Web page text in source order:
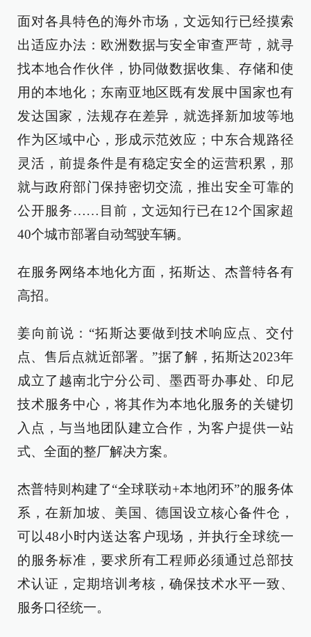
面对各具特色的海外市场，文远知行已经摸索
出适应办法：欧洲数据与安全审查严苛，就寻
找本地合作伙伴，协同做数据收集、存储和使
用的本地化；东南亚地区既有发展中国家也有
发达国家，法规存在差异，就选择新加坡等地
作为区域中心，形成示范效应；中东合规路径
灵活，前提条件是有稳定安全的运营积累，那
就与政府部门保持密切交流，推出安全可靠的
公开服务……目前，文远知行已在12个国家超
40个城市部署自动驾驶车辆。
在服务网络本地化方面，拓斯达、杰普特各有
高招。
姜向前说：“拓斯达要做到技术响应点、交付
点、售后点就近部署。”据了解，拓斯达2023年
成立了越南北宁分公司、墨西哥办事处、印尼
技术服务中心，将其作为本地化服务的关键切
入点，与当地团队建立合作，为客户提供一站
式、全面的整厂解决方案。
杰普特则构建了“全球联动+本地闭环”的服务体
系，在新加坡、美国、德国设立核心备件仓，
可以48小时内送达客户现场，并执行全球统一
的服务标准，要求所有工程师必须通过总部技
术认证，定期培训考核，确保技术水平一致、
服务口径统一。